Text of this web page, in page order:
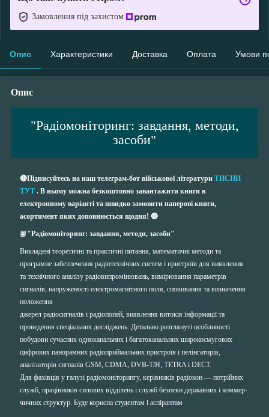
Замовлення під захистом
Опис Характеристики Доставка Оплата Умови
Опис
"Радіомоніторинг: завдання, методи,
засоби"
🔴Підписуйтесь на наш телеграм-бот військової літератури ТИСНИ
ТУТ . В ньому можна безкоштовно завантажити книги в
електронному варіанті та швидко замовити паперові книги,
асортимент яких доповнюється щодня! 🔴
📙 "Радіомоніторинг: завдання, методи, засоби"
Викладені теоретичні та практичні питання, математичні методи та
програмне забезпечення радіотехнічних систем і пристроїв для виявлення
та технічного аналізу радіовипромінювань, вимірювання параметрів
сигналів, напруженості електромагнітного поля, сповивання та визначення
положення
джерел радіосигналів і радіопопей, виявлення витоків інформації та
проведення спеціальних досліджень. Детально розглянуті особливості
побудови сучасних одноканальних і багатоканальних широкосмугових
цифрових панорамних радіоприймальних пристроїв і пелінгаторів,
аналізаторів сигналів GSM, CDMA, DVB-T/H, TETRA і DECT.
Для фахівців у галузі радіомоніторингу, керівників радіокон — потрійних
служб, працівників силових відділень і служб безпеки державних і коммер-
чичних структур. Буде корисна студентам і аспірантам